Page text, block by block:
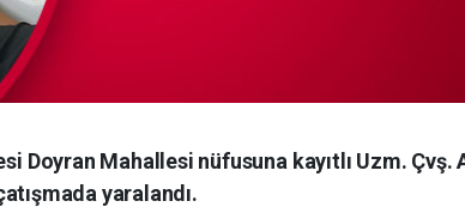
Doyran Mahallesi nüfusuna kayıtlı Uzm. Çvş.
yaralandı.